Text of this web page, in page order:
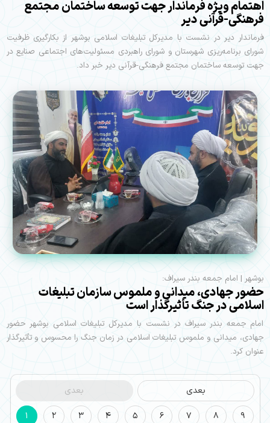
اهتمام ویژه فرماندار جهت توسعه ساختمان مجتمع
فرهنگی-قرآنی دیر
فرماندار دیر در نشست با مدیرکل تبلیغات اسلامی بوشهر از بکارگیری ظرفیت
شورای برنامه‌ریزی شهرستان و شورای راهبردی مسئولیت‌های اجتماعی صنایع در
جهت توسعه ساختمان مجتمع فرهنگی-قرآنی دیر خبر داد.
بوشهر | امام جمعه بندر سیراف:
حضور جهادی، میدانی و ملموس سازمان تبلیغات
اسلامی در جنگ تأثیرگذار است
امام جمعه بندر سیراف در نشست با مدیرکل تبلیغات اسلامی بوشهر حضور
جهادی، میدانی و ملموس تبلیغات اسلامی در زمان جنگ را محسوس و تأثیرگذار
عنوان کرد.
بعدی
بعدی
1
2 3 4 5 6 7 8
9